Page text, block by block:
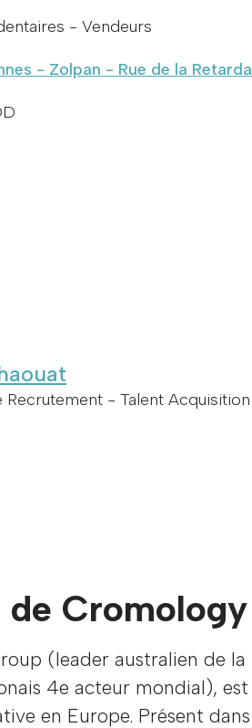
- Vendeurs
- Zolpan - Rue de la
Recrutement - Talent
Cromology
(leader australien de
4e acteur mondial),
en Europe. Présent